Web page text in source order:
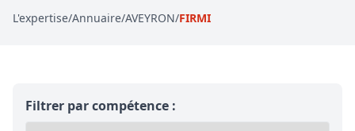
L'expertise/Annuaire/AVEYRON/FIRMI
Filtrer par compétence :